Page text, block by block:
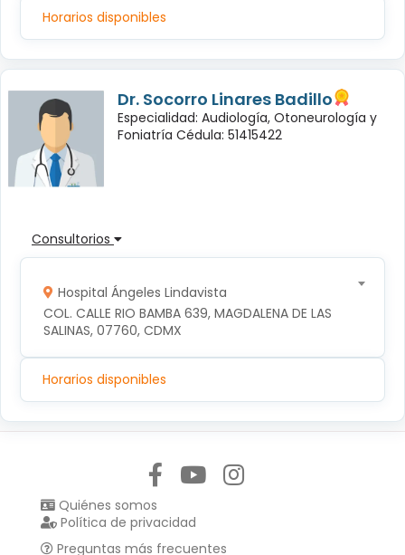
Horarios disponibles
Dr. Socorro Linares Badillo
Especialidad: Audiología, Otoneurología y
Foniatría Cédula: 51415422
Consultorios
Hospital Ángeles Lindavista
COL. CALLE RIO BAMBA 639, MAGDALENA DE LAS
SALINAS, 07760, CDMX
Horarios disponibles
Quiénes somos
Política de privacidad
Preguntas más frecuentes